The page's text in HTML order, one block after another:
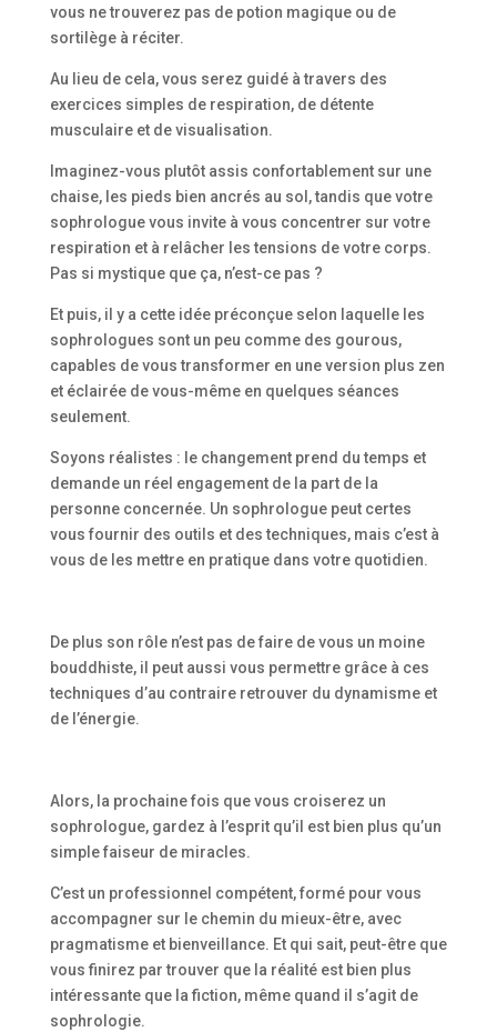
vous ne trouverez pas de potion magique ou de
sortilège à réciter.
Au lieu de cela, vous serez guidé à travers des
exercices simples de respiration, de détente
musculaire et de visualisation.
Imaginez-vous plutôt assis confortablement sur une
chaise, les pieds bien ancrés au sol, tandis que votre
sophrologue vous invite à vous concentrer sur votre
respiration et à relâcher les tensions de votre corps.
Pas si mystique que ça, n’est-ce pas ?
Et puis, il y a cette idée préconçue selon laquelle les
sophrologues sont un peu comme des gourous,
capables de vous transformer en une version plus zen
et éclairée de vous-même en quelques séances
seulement.
Soyons réalistes : le changement prend du temps et
demande un réel engagement de la part de la
personne concernée. Un sophrologue peut certes
vous fournir des outils et des techniques, mais c’est à
vous de les mettre en pratique dans votre quotidien.
De plus son rôle n’est pas de faire de vous un moine
bouddhiste, il peut aussi vous permettre grâce à ces
techniques d’au contraire retrouver du dynamisme et
de l’énergie.
Alors, la prochaine fois que vous croiserez un
sophrologue, gardez à l’esprit qu’il est bien plus qu’un
simple faiseur de miracles.
C’est un professionnel compétent, formé pour vous
accompagner sur le chemin du mieux-être, avec
pragmatisme et bienveillance. Et qui sait, peut-être que
vous finirez par trouver que la réalité est bien plus
intéressante que la fiction, même quand il s’agit de
sophrologie.